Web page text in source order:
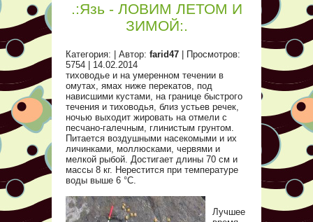
.:Язь - ЛОВИМ ЛЕТОМ И
ЗИМОЙ:.
Категория: | Автор: farid47 | Просмотров:
5754 | 14.02.2014
тиховодье и на умеренном течении в
омутах, ямах ниже перекатов, под
нависшими кустами, на границе быстрого
течения и тиховодья, близ устьев речек,
ночью выходит жировать на отмели с
песчано-галечным, глинистым грунтом.
Питается воздушными насекомыми и их
личинками, моллюсками, червями и
мелкой рыбой. Достигает длины 70 см и
массы 8 кг. Нерестится при температуре
воды выше 6 °С.
Лучшее